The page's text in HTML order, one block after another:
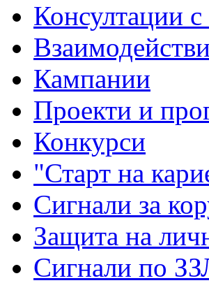
Консултации
Кампании
Проекти и
Конкурси
"Старт на
Сигнали за
Защита на
Сигнали по